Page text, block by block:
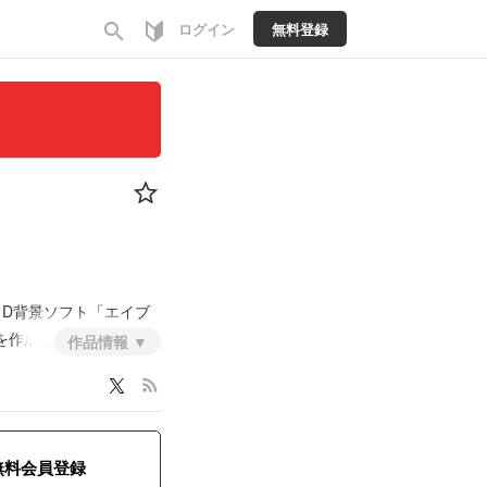
search ログイン 無料登録
背景ソフト「エイブ
作成しました。
作品情報
rss_feed
料会員登録